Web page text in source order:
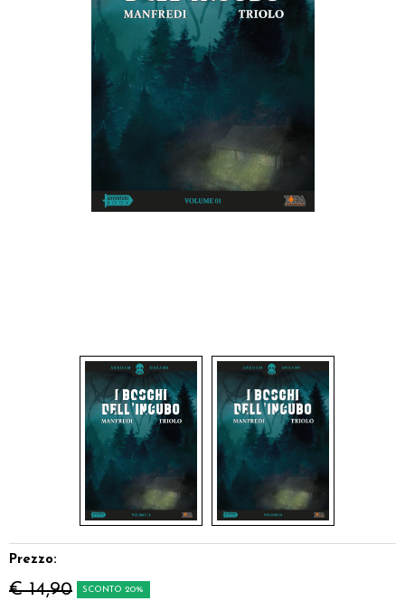
Giochi di Carte Collezionabili
Giocattoli e Gadget
Prezzo:
€ 14,90 SCONTO 20%